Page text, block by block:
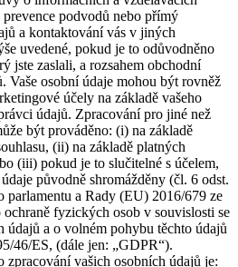
prevence podvodů nebo přímý
a kontaktování vás v jiných
uvedené, pokud je to odůvodněno
jste zaslali, a rozsahem obchodní
Vaše osobní údaje mohou být rovněž
účely na základě vašeho
údajů. Zpracování pro jiné než
být prováděno: (i) na základě
(ii) na základě platných
(iii) pokud je to slučitelné s účelem,
původně shromážděny (čl. 6 odst.
parlamentu a Rady (EU) 2016/679 ze
fyzických osob v souvislosti se
údajů a o volném pohybu těchto údajů
46/ES, (dále jen: „GDPR“).
zpracování vašich osobních údajů je: